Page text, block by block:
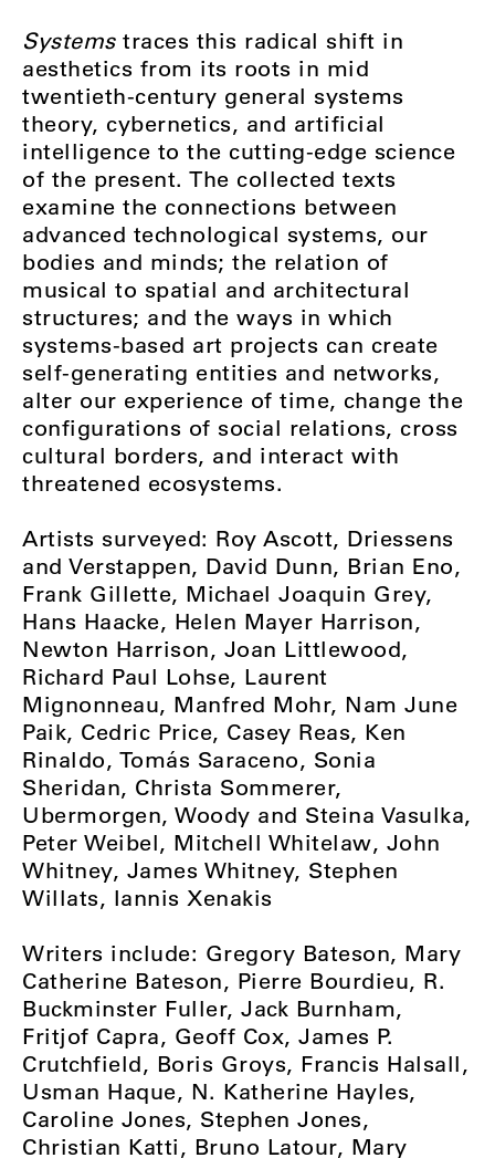
Systemstraces this radical shift in
aesthetics from its roots in mid
twentieth-century general systems
theory, cybernetics, and artificial
intelligence to the cutting-edge science
of the present. The collected texts
examine the connections between
advanced technological systems, our
bodies and minds; the relation of
musical to spatial and architectural
structures; and the ways in which
systems-based art projects can create
self-generating entities and networks,
alter our experience of time, change the
configurations of social relations, cross
cultural borders, and interact with
threatened ecosystems.
Artists surveyed: Roy Ascott, Driessens
and Verstappen, David Dunn, Brian Eno,
Frank Gillette, Michael Joaquin Grey,
Hans Haacke, Helen Mayer Harrison,
Newton Harrison, Joan Littlewood,
Richard Paul Lohse, Laurent
Mignonneau, Manfred Mohr, Nam June
Paik, Cedric Price, Casey Reas, Ken
Rinaldo, Tomás Saraceno, Sonia
Sheridan, Christa Sommerer,
Ubermorgen, Woody and Steina Vasulka,
Peter Weibel, Mitchell Whitelaw, John
Whitney, James Whitney, Stephen
Willats, Iannis Xenakis
Writers include: Gregory Bateson, Mary
Catherine Bateson, Pierre Bourdieu, R.
Buckminster Fuller, Jack Burnham,
Fritjof Capra, Geoff Cox, James P.
Crutchfield, Boris Groys, Francis Halsall,
Usman Haque, N. Katherine Hayles,
Caroline Jones, Stephen Jones,
Christian Katti, Bruno Latour, Mary